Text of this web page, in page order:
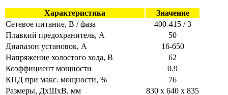
Характеристика
Значение
Сетевое питание, В / фаза
400-415 / 3
Плавкий предохранитель, А
50
Диапазон установок, A
16-650
Напряжение холостого хода, В
62
Коэффициент мощности
0.9
КПД при макс. мощности, %
76
Размеры, ДxШxВ, мм
830 x 640 x 835